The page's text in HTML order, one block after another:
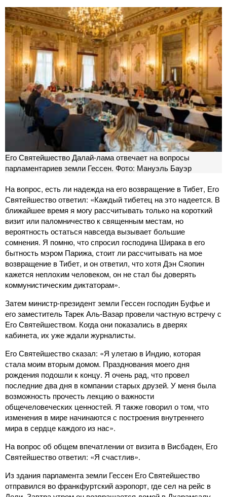
Его Святейшество Далай-лама отвечает на вопросы
парламентариев земли Гессен. Фото: Мануэль Бауэр
На вопрос, есть ли надежда на его возвращение в Тибет, Его
Святейшество ответил: «Каждый тибетец на это надеется. В
ближайшее время я могу рассчитывать только на короткий
визит или паломничество к священным местам, но
вероятность остаться навсегда вызывает большие
сомнения. Я помню, что спросил господина Ширака в его
бытность мэром Парижа, стоит ли рассчитывать на мое
возвращение в Тибет, и он ответил, что хотя Дэн Сяопин
кажется неплохим человеком, он не стал бы доверять
коммунистическим диктаторам».
Затем министр-президент земли Гессен господин Буфье и
его заместитель Тарек Аль-Вазар провели частную встречу с
Его Святейшеством. Когда они показались в дверях
кабинета, их уже ждали журналисты.
Его Святейшество сказал: «Я улетаю в Индию, которая
стала моим вторым домом. Празднования моего дня
рождения подошли к концу. Я очень рад, что провел
последние два дня в компании старых друзей. У меня была
возможность прочесть лекцию о важности
общечеловеческих ценностей. Я также говорил о том, что
изменения в мире начинаются с построения внутреннего
мира в сердце каждого из нас».
На вопрос об общем впечатлении от визита в Висбаден, Его
Святейшество ответил: «Я счастлив».
Из здания парламента земли Гессен Его Святейшество
отправился во франкфуртский аэропорт, где сел на рейс в